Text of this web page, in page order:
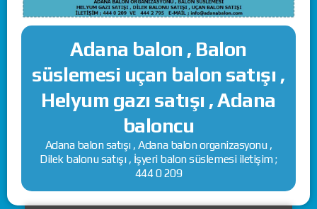
Adana balon , Balon
süslemesi uçan balon satışı ,
Helyum gazı satışı , Adana
baloncu
Adana balon satışı , Adana balon organizasyonu ,
Dilek balonu satışı , İşyeri balon süslemesi iletişim ;
444 0 209